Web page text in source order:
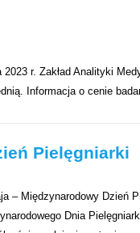
2023 r. Zakład Analityki
Informacja o cenie
Pielęgniarki
– Międzynarodowy Dzień
Dnia